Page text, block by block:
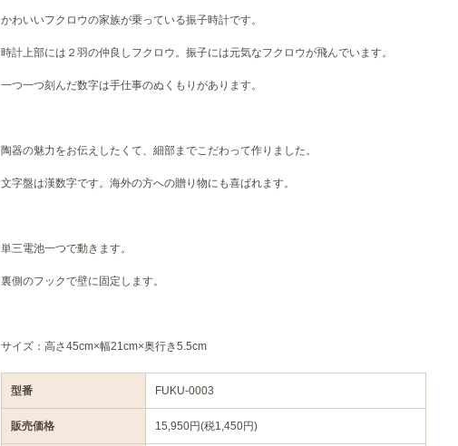
かわいいフクロウの家族が乗っている振子時計です。
時計上部には２羽の仲良しフクロウ。振子には元気なフクロウが飛んでいます。
一つ一つ刻んだ数字は手仕事のぬくもりがあります。
陶器の魅力をお伝えしたくて、細部までこだわって作りました。
文字盤は漢数字です。海外の方への贈り物にも喜ばれます。
単三電池一つで動きます。
裏側のフックで壁に固定します。
サイズ：高さ45cm×幅21cm×奥行き5.5cm
型番 FUKU-0003
販売価格 15,950円(税1,450円)